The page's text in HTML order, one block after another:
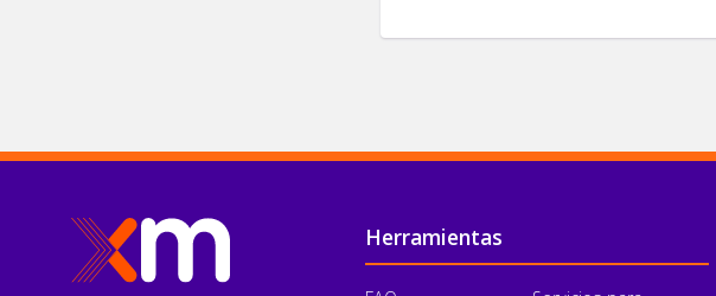
Pie de página
Herramientas